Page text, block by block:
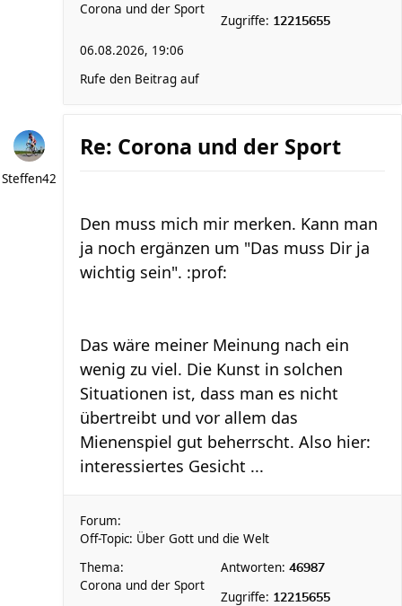
Corona und der Sport
Zugriffe: 12215655
06.08.2026, 19:06
Rufe den Beitrag auf
Steffen42
Re: Corona und der Sport
Den muss mich mir merken. Kann man
ja noch ergänzen um "Das muss Dir ja
wichtig sein". :prof:
Das wäre meiner Meinung nach ein
wenig zu viel. Die Kunst in solchen
Situationen ist, dass man es nicht
übertreibt und vor allem das
Mienenspiel gut beherrscht. Also hier:
interessiertes Gesicht ...
Forum:
Off-Topic: Über Gott und die Welt
Thema:
Corona und der Sport
Antworten: 46987
Zugriffe: 12215655